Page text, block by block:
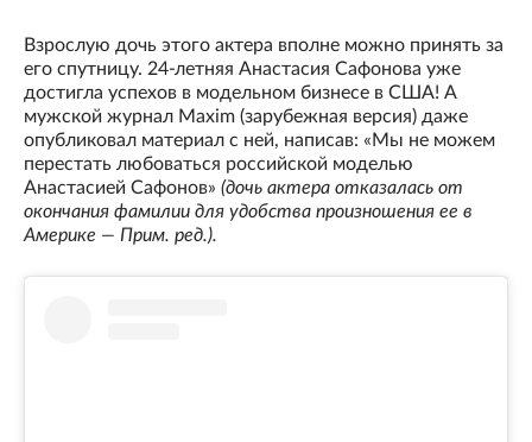
Взрослую дочь этого актера вполне можно принять за
его спутницу. 24-летняя Анастасия Сафонова уже
достигла успехов в модельном бизнесе в США! А
мужской журнал Maxim (зарубежная версия) даже
опубликовал материал с ней, написав: «Мы не можем
перестать любоваться российской моделью
Анастасией Сафонов» (дочь актера отказалась от
окончания фамилии для удобства произношения ее в
Америке — Прим. ред.).